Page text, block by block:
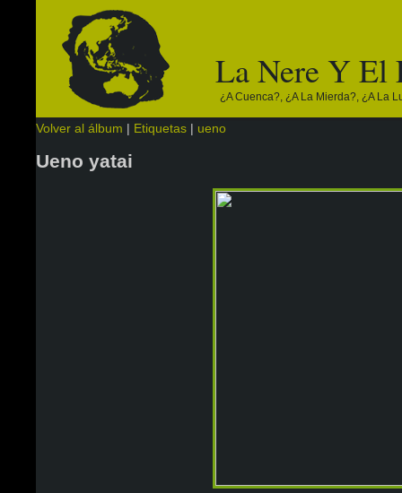
La Nere Y
¿a Cuenca?, ¿a La Mierda?, ¿a La
Volver al álbum | Etiquetas | ueno
Ueno yatai